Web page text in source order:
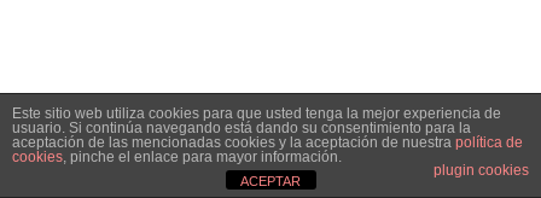
Este sitio web utiliza cookies para que usted tenga la mejor experiencia de
usuario. Si continúa navegando está dando su consentimiento para la
aceptación de las mencionadas cookies y la aceptación de nuestra política de
cookies, pinche el enlace para mayor información.
plugin cookies
ACEPTAR